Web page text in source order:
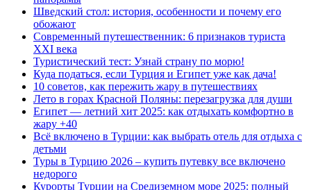
Шведский стол: история, особенности и почему его
обожают
Современный путешественник: 6 признаков туриста
XXI века
Туристический тест: Узнай страну по морю!
Куда податься, если Турция и Египет уже как дача!
10 советов, как пережить жару в путешествиях
Лето в горах Красной Поляны: перезагрузка для души
Египет — летний хит 2025: как отдыхать комфортно в
жару +40
Всё включено в Турции: как выбрать отель для отдыха с
детьми
Туры в Турцию 2026 – купить путевку все включено
недорого
Курорты Турции на Средиземном море 2025: полный